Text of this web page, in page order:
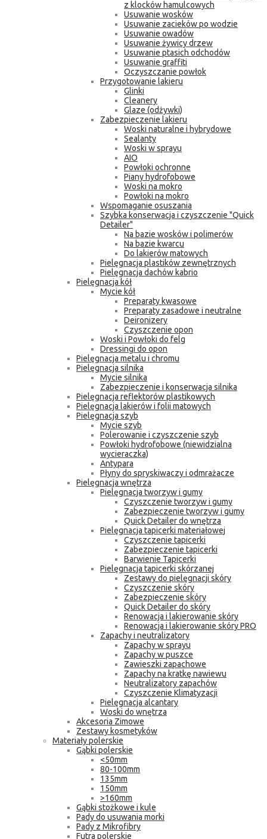
z klocków hamulcowych
Usuwanie wosków
Usuwanie zacieków po wodzie
Usuwanie owadów
Usuwanie żywicy drzew
Usuwanie ptasich odchodów
Usuwanie graffiti
Oczyszczanie powłok
Przygotowanie lakieru
Glinki
Cleanery
Glaze (odżywki)
Zabezpieczenie lakieru
Woski naturalne i hybrydowe
Sealanty
Woski w sprayu
AIO
Powłoki ochronne
Piany hydrofobowe
Woski na mokro
Powłoki na mokro
Wspomaganie osuszania
Szybka konserwacja i czyszczenie "Quick
Detailer"
Na bazie wosków i polimerów
Na bazie kwarcu
Do lakierów matowych
Pielęgnacja plastików zewnętrznych
Pielęgnacja dachów kabrio
Pielęgnacja kół
Mycie kół
Preparaty kwasowe
Preparaty zasadowe i neutralne
Deironizery
Czyszczenie opon
Woski i Powłoki do felg
Dressingi do opon
Pielęgnacja metalu i chromu
Pielęgnacja silnika
Mycie silnika
Zabezpieczenie i konserwacja silnika
Pielęgnacja reflektorów plastikowych
Pielęgnacja lakierów i folii matowych
Pielęgnacja szyb
Mycie szyb
Polerowanie i czyszczenie szyb
Powłoki hydrofobowe (niewidzialna
wycieraczka)
Antypara
Płyny do spryskiwaczy i odmrażacze
Pielęgnacja wnętrza
Pielęgnacja tworzyw i gumy
Czyszczenie tworzyw i gumy
Zabezpieczenie tworzyw i gumy
Quick Detailer do wnętrza
Pielęgnacja tapicerki materiałowej
Czyszczenie tapicerki
Zabezpieczenie tapicerki
Barwienie Tapicerki
Pielęgnacja tapicerki skórzanej
Zestawy do pielęgnacji skóry
Czyszczenie skóry
Zabezpieczenie skóry
Quick Detailer do skóry
Renowacja i lakierowanie skóry
Renowacja i lakierowanie skóry PRO
Zapachy i neutralizatory
Zapachy w sprayu
Zapachy w puszce
Zawieszki zapachowe
Zapachy na kratkę nawiewu
Neutralizatory zapachów
Czyszczenie Klimatyzacji
Pielęgnacja alcantary
Woski do wnętrza
Akcesoria Zimowe
Zestawy kosmetyków
Materiały polerskie
Gąbki polerskie
<50mm
80-100mm
135mm
150mm
>160mm
Gąbki stożkowe i kule
Pady do usuwania morki
Pady z Mikrofibry
Futra polerskie